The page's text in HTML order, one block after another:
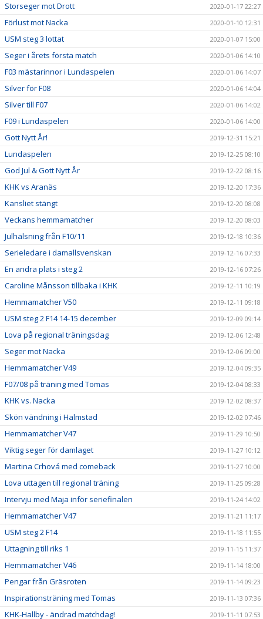
Storseger mot Drott 2020-01-17 22:27
Förlust mot Nacka 2020-01-10 12:31
USM steg 3 lottat 2020-01-07 15:00
Seger i årets första match 2020-01-06 14:10
F03 mästarinnor i Lundaspelen 2020-01-06 14:07
Silver för F08 2020-01-06 14:04
Silver till F07 2020-01-06 14:02
F09 i Lundaspelen 2020-01-06 14:00
Gott Nytt År! 2019-12-31 15:21
Lundaspelen 2019-12-25 08:10
God Jul & Gott Nytt År 2019-12-22 08:16
KHK vs Aranäs 2019-12-20 17:36
Kansliet stängt 2019-12-20 08:08
Veckans hemmamatcher 2019-12-20 08:03
Julhälsning från F10/11 2019-12-18 10:36
Serieledare i damallsvenskan 2019-12-16 07:33
En andra plats i steg 2 2019-12-16 07:26
Caroline Månsson tillbaka i KHK 2019-12-11 10:19
Hemmamatcher V50 2019-12-11 09:18
USM steg 2 F14 14-15 december 2019-12-09 09:14
Lova på regional träningsdag 2019-12-06 12:48
Seger mot Nacka 2019-12-06 09:00
Hemmamatcher V49 2019-12-04 09:35
F07/08 på träning med Tomas 2019-12-04 08:33
KHK vs. Nacka 2019-12-02 08:37
Skön vändning i Halmstad 2019-12-02 07:46
Hemmamatcher V47 2019-11-29 10:50
Viktig seger för damlaget 2019-11-27 10:12
Martina Crhová med comeback 2019-11-27 10:00
Lova uttagen till regional träning 2019-11-25 09:28
Intervju med Maja inför seriefinalen 2019-11-24 14:02
Hemmamatcher V47 2019-11-21 11:17
USM steg 2 F14 2019-11-18 11:55
Uttagning till riks 1 2019-11-15 11:37
Hemmamatcher V46 2019-11-14 18:00
Pengar från Gräsroten 2019-11-14 09:23
Inspirationsträning med Tomas 2019-11-13 07:36
KHK-Hallby - ändrad matchdag! 2019-11-11 07:53